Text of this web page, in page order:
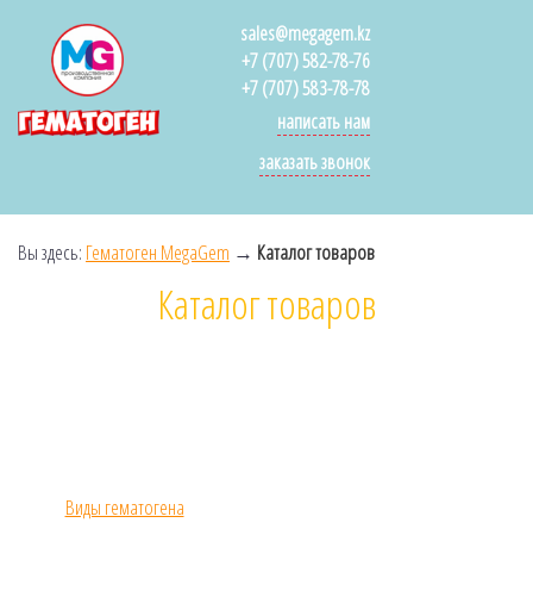
sales@megagem.kz
+7 (707) 582-78-76
+7 (707) 583-78-78
написать нам
заказать звонок
Вы здесь: Гематоген MegaGem → Каталог товаров
Каталог товаров
Виды гематогена